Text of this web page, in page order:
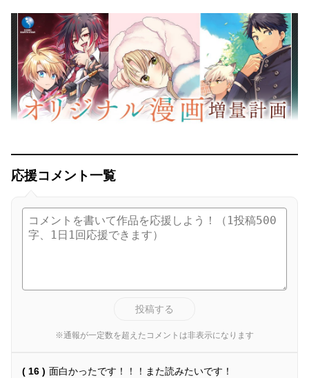
応援コメント一覧
投稿する
※通報が一定数を超えたコメントは非表示になります
( 16 ) 面白かったです！！！また読みたいです！